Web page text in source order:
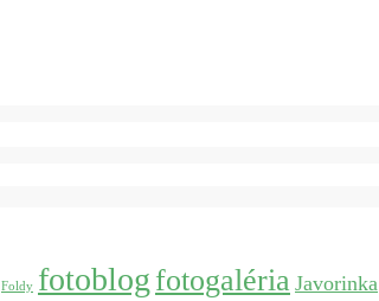
Foldy fotoblog fotogaléria Javorinka